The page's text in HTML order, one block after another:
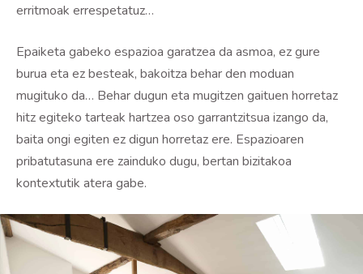
erritmoak errespetatuz…
Epaiketa gabeko espazioa garatzea da asmoa, ez gure
burua eta ez besteak, bakoitza behar den moduan
mugituko da… Behar dugun eta mugitzen gaituen horretaz
hitz egiteko tarteak hartzea oso garrantzitsua izango da,
baita ongi egiten ez digun horretaz ere. Espazioaren
pribatutasuna ere zainduko dugu, bertan bizitakoa
kontextutik atera gabe.